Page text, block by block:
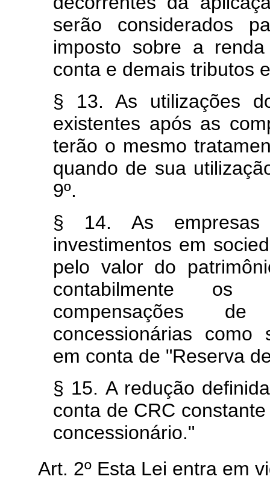
serão considerados
imposto sobre a
conta e demais tributos
§ 13. As utilizações
existentes após as
terão o mesmo
quando de sua
9º.
§ 14. As
investimentos em
pelo valor do
contabilmente os
compensações
concessionárias como
em conta de "Reserva
§ 15. A redução
conta de CRC
concessionário."
Art. 2º Esta Lei entra em